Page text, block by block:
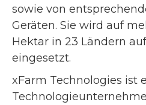
sowie von
Geräten. Sie wird auf
Hektar in 23 Ländern
eingesetzt.
xFarm Technologies ist